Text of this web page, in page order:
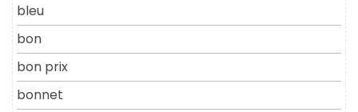
bleu
bon
bon prix
bonnet